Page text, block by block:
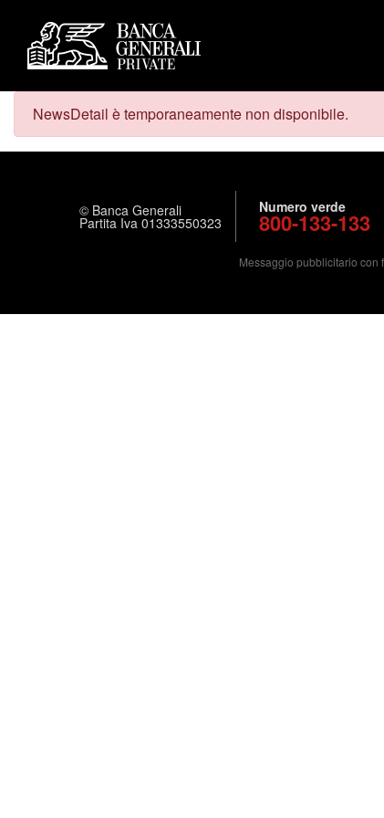
NewsDetail è temporaneamente non disponibile.
© Banca Generali
Partita Iva 01333550323
Numero verde
800-133-133
Messaggio pubblicitario con